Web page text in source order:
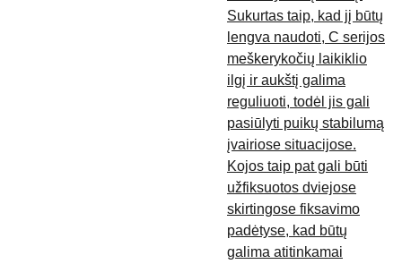
Sukurtas taip, kad jį būtų
lengva naudoti, C serijos
meškerykočių laikiklio
ilgį ir aukštį galima
reguliuoti, todėl jis gali
pasiūlyti puikų stabilumą
įvairiose situacijose.
Kojos taip pat gali būti
užfiksuotos dviejose
skirtingose fiksavimo
padėtyse, kad būtų
galima atitinkamai